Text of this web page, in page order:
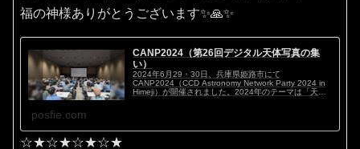
福の神様ありがとうございます✨🙏✨
CANP2024（第26回デジタル天体写真の集
い）
2024年6月29・30日、兵庫県姫路市にて
CANP2024（CCD Astronomy Network Party 2024 in
Himeji）が開催されました。2024年のテーマは「天体
posfie.com
☆★☆★☆★☆★